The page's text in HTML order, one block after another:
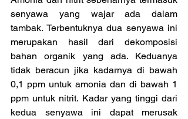
senyawa yang wajar ada dalam
tambak. Terbentuknya dua senyawa ini
merupakan hasil dari dekomposisi
bahan organik yang ada. Keduanya
tidak beracun jika kadarnya di bawah
0,1 ppm untuk amonia dan di bawah 1
ppm untuk nitrit. Kadar yang tinggi dari
kedua senyawa ini dapat merusak